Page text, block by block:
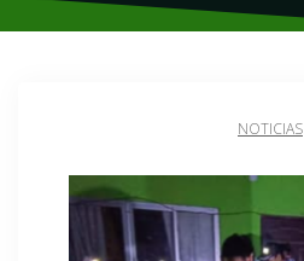
NOTICIAS